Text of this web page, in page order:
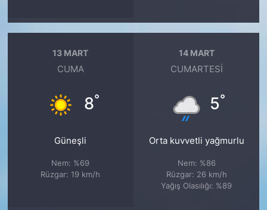
13 MART
CUMA
8°
Güneşli
Nem: %69
Rüzgar: 19 km/h
14 MART
CUMARTESI
5°
Orta kuvvetli yağmurlu
Nem: %86
Rüzgar: 26 km/h
Yağış Olasılığı: %89